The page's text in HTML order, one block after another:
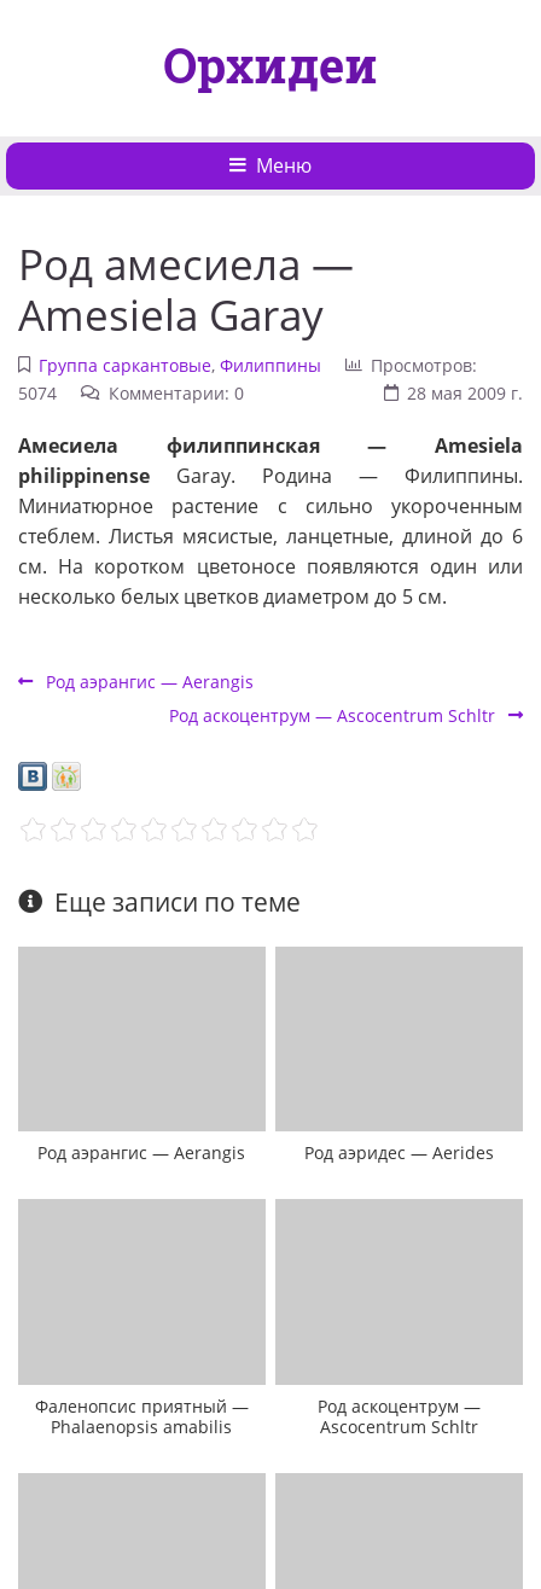
Орхидеи
Меню
Род амесиела —
Amesiela Garay
Группа саркантовые, Филиппины
Просмотров:
5074
Комментарии: 0 28 мая 2009 г.
Амесиела филиппинская — Amesiela
philippinense Garay. Родина — Филиппины.
Миниатюрное растение с сильно укороченным
стеблем. Листья мясистые, ланцетные, длиной до 6
см. На коротком цветоносе появляются один или
несколько белых цветков диаметром до 5 см.
Род аэрангис — Aerangis
Род аскоцентрум — Ascocentrum Schltr
Еще записи по теме
Род аэрангис — Aerangis Род аэридес — Aerides
Фаленопсис приятный —
Phalaenopsis amabilis
Род аскоцентрум —
Ascocentrum Schltr